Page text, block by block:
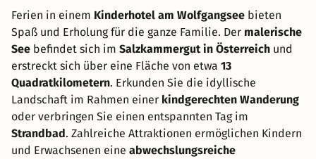
Ferien in einem Kinderhotel am Wolfgangsee bieten
Spaß und Erholung für die ganze Familie. Der malerische
See befindet sich im Salzkammergut in Österreich und
erstreckt sich über eine Fläche von etwa 13
Quadratkilometern. Erkunden Sie die idyllische
Landschaft im Rahmen einer kindgerechten Wanderung
oder verbringen Sie einen entspannten Tag im
Strandbad. Zahlreiche Attraktionen ermöglichen Kindern
und Erwachsenen eine abwechslungsreiche